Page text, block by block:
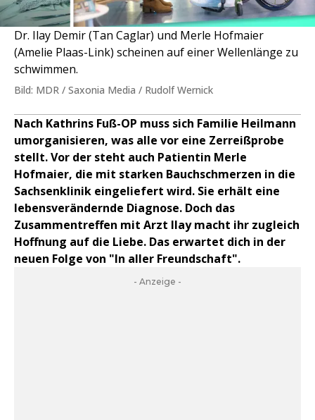
Dr. Ilay Demir (Tan Caglar) und Merle Hofmaier
(Amelie Plaas-Link) scheinen auf einer Wellenlänge zu
schwimmen.
Bild: MDR / Saxonia Media / Rudolf Wernick
Nach Kathrins Fuß-OP muss sich Familie Heilmann
umorganisieren, was alle vor eine Zerreißprobe
stellt. Vor der steht auch Patientin Merle
Hofmaier, die mit starken Bauchschmerzen in die
Sachsenklinik eingeliefert wird. Sie erhält eine
lebensverändernde Diagnose. Doch das
Zusammentreffen mit Arzt Ilay macht ihr zugleich
Hoffnung auf die Liebe. Das erwartet dich in der
neuen Folge von "In aller Freundschaft".
- Anzeige -